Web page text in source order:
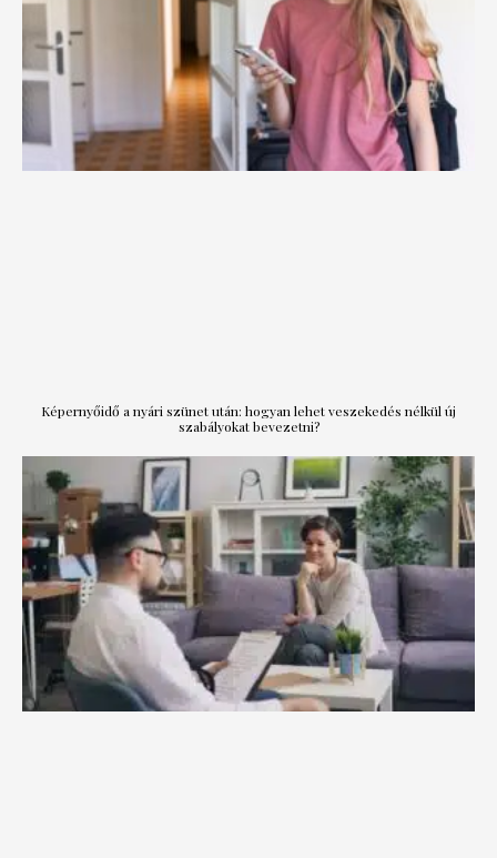
Képernyőidő a nyári szünet után: hogyan lehet veszekedés nélkül új
szabályokat bevezetni?